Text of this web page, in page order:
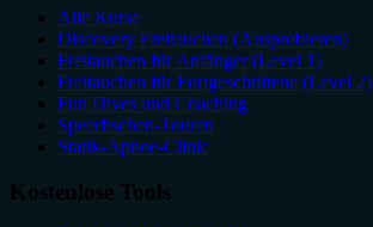
Alle Kurse
Discovery Freitauchen (Ausprobieren)
Freitauchen für Anfänger (Level 1)
Freitauchen für Fortgeschrittene (Level 2)
Fun Dives und Coaching
Speerfischen-Touren
Statik-Apnoe-Clinic
Kostenlose Tools